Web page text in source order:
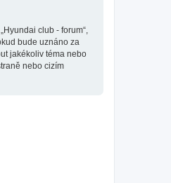
club - forum“,
bude uznáno za
jakékoliv téma nebo
nebo cizím